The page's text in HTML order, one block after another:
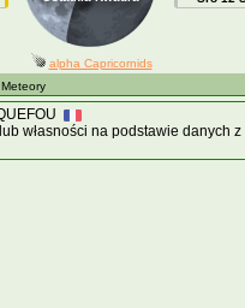
alpha Capricornids
własności na podstawie danych z